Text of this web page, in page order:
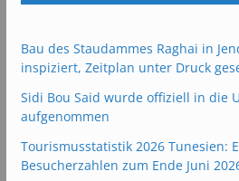
Bau des Staudammes Raghai in
inspiziert, Zeitplan unter Druck
Sidi Bou Said wurde offiziell in die
aufgenommen
Tourismusstatistik 2026 Tunesien:
Besucherzahlen zum Ende Juni